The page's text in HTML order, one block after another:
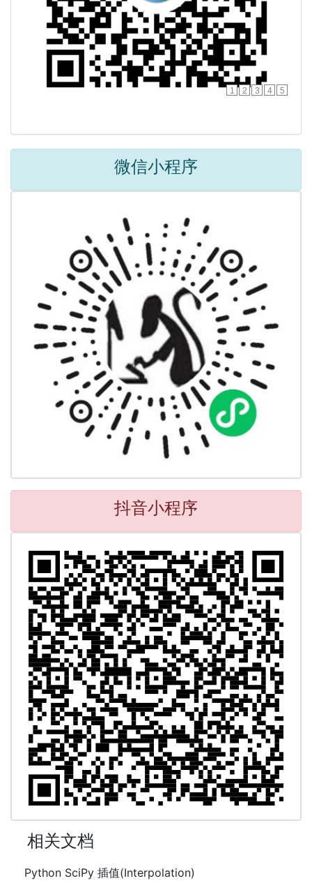
1 2 3 4 5
微信小程序
抖音小程序
相关文档
Python SciPy 插值(Interpolation)